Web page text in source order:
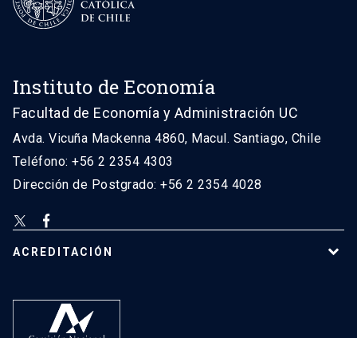
Instituto de Economía
Facultad de Economía y Administración UC
Avda. Vicuña Mackenna 4860, Macul. Santiago, Chile
Teléfono: +56 2 2354 4303
Dirección de Postgrado: +56 2 2354 4028
ACREDITACIÓN